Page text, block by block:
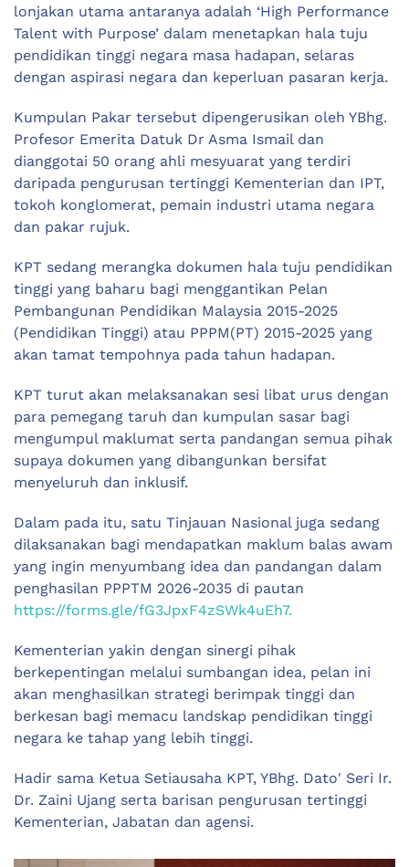
lonjakan utama antaranya adalah ‘High Performance
Talent with Purpose’ dalam menetapkan hala tuju
pendidikan tinggi negara masa hadapan, selaras
dengan aspirasi negara dan keperluan pasaran kerja.
Kumpulan Pakar tersebut dipengerusikan oleh YBhg.
Profesor Emerita Datuk Dr Asma Ismail dan
dianggotai 50 orang ahli mesyuarat yang terdiri
daripada pengurusan tertinggi Kementerian dan IPT,
tokoh konglomerat, pemain industri utama negara
dan pakar rujuk.
KPT sedang merangka dokumen hala tuju pendidikan
tinggi yang baharu bagi menggantikan Pelan
Pembangunan Pendidikan Malaysia 2015-2025
(Pendidikan Tinggi) atau PPPM(PT) 2015-2025 yang
akan tamat tempohnya pada tahun hadapan.
KPT turut akan melaksanakan sesi libat urus dengan
para pemegang taruh dan kumpulan sasar bagi
mengumpul maklumat serta pandangan semua pihak
supaya dokumen yang dibangunkan bersifat
menyeluruh dan inklusif.
Dalam pada itu, satu Tinjauan Nasional juga sedang
dilaksanakan bagi mendapatkan maklum balas awam
yang ingin menyumbang idea dan pandangan dalam
penghasilan PPPTM 2026-2035 di pautan
https://forms.gle/fG3JpxF4zSWk4uEh7.
Kementerian yakin dengan sinergi pihak
berkepentingan melalui sumbangan idea, pelan ini
akan menghasilkan strategi berimpak tinggi dan
berkesan bagi memacu landskap pendidikan tinggi
negara ke tahap yang lebih tinggi.
Hadir sama Ketua Setiausaha KPT, YBhg. Dato' Seri Ir.
Dr. Zaini Ujang serta barisan pengurusan tertinggi
Kementerian, Jabatan dan agensi.